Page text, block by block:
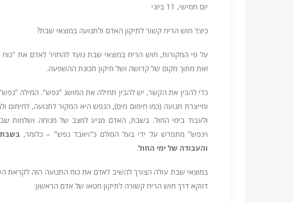
יום חמישי, 11 ביוני
כיצד חוש הריח קשור לתיקון האדם ולתנועה במוצאי שבת?
על פי המקורות, חוש הריח במוצאי שבת נועד להחזיר לאדם את
זאת מתוך מקום של קדושה ושל תיקון תכונת ההשפעה.
כדי להבין את הקשר, יש להבין תחילה את המושג "נפש". המילה
ומייצרת תנועה (כמו חימום מים), הנפש היא המקור לתנועה, לחימום
ולעבוד בימי החול. בשבת, האדם מגיע למצב של מנוחה ושלמות
וינפש" מתפרש על ידי בעל הסולם כ"ויאבד נפש" – כלומר,בשבת
והעבודה של ימי החול.
במוצאי שבת עולה הצורך להשיב לאדם את כוח התנועה הזה לקראת
דווקא דרך חוש הריח קשורה לתיקון חטאו של אדם הראשון: